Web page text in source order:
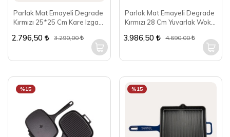
Parlak Mat Emayeli Degrade
Kırmızı 25*25 Cm Kare Izgara
2.796,50 3.290,00
Parlak Mat Emayeli Degrade
Kırmızı 28 Cm Yuvarlak Wok
3.986,50 4.690,00
%15 %15